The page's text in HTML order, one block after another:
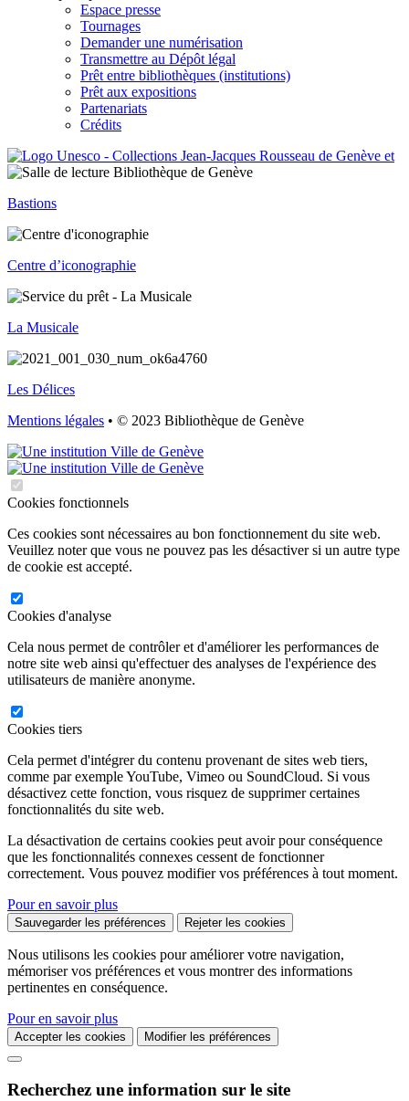
Espace presse
Tournages
Demander une numérisation
Transmettre au Dépôt légal
Prêt entre bibliothèques (institutions)
Prêt aux expositions
Partenariats
Crédits
Bastions
Centre d’iconographie
La Musicale
Les Délices
Mentions légales • © 2023 Bibliothèque de Genève
Cookies fonctionnels
Ces cookies sont nécessaires au bon fonctionnement du site web.
Veuillez noter que vous ne pouvez pas les désactiver si un autre type
de cookie est accepté.
Cookies d'analyse
Cela nous permet de contrôler et d'améliorer les performances de
notre site web ainsi qu'effectuer des analyses de l'expérience des
utilisateurs de manière anonyme.
Cookies tiers
Cela permet d'intégrer du contenu provenant de sites web tiers,
comme par exemple YouTube, Vimeo ou SoundCloud. Si vous
désactivez cette fonction, vous risquez de supprimer certaines
fonctionnalités du site web.
La désactivation de certains cookies peut avoir pour conséquence
que les fonctionnalités connexes cessent de fonctionner
correctement. Vous pouvez modifier vos préférences à tout moment.
Pour en savoir plus
Sauvegarder les préférences Rejeter les cookies
Nous utilisons les cookies pour améliorer votre navigation,
mémoriser vos préférences et vous montrer des informations
pertinentes en conséquence.
Pour en savoir plus
Accepter les cookies Modifier les préférences
Recherchez une information sur le site